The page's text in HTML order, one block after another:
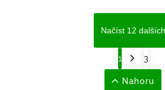
Načíst 12 dalších
1 3
Nahoru